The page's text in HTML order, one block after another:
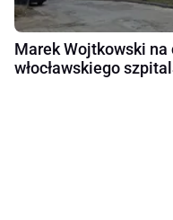
Marek Wojtkowski na
włocławskiego